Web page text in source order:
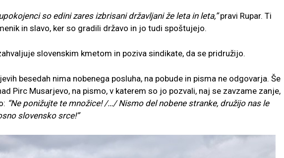
so edini zares izbrisani državljani že leta in leta,”pravi Rupar. Ti
in slavo, ker so gradili državo in jo tudi spoštujejo.
slovenskim kmetom in poziva sindikate, da se pridružijo.
besedah nima nobenega posluha, na pobude in pisma ne odgovarja. Še
Pirc Musarjevo, na pismo, v katerem so jo pozvali, naj se zavzame zanje,
“Ne ponižujte te množice! /…/ Nismo del nobene stranke, družijo nas le
slovensko srce!”